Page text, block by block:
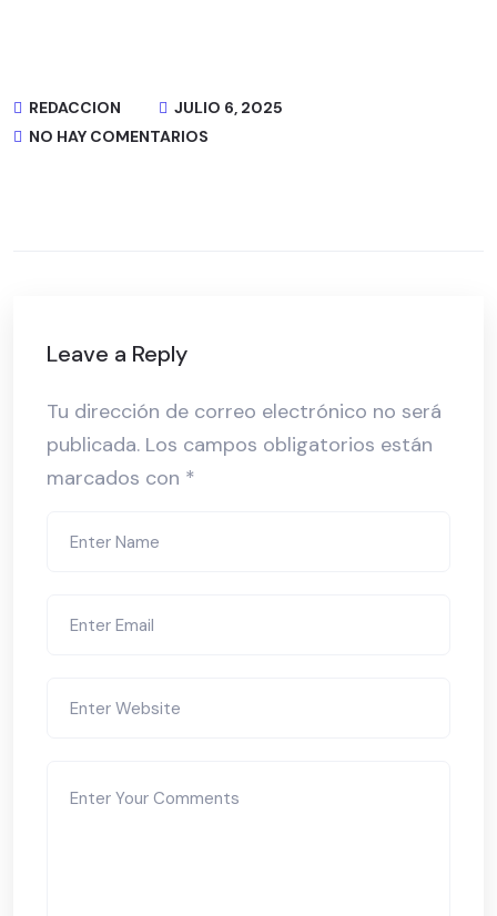
REDACCION
JULIO 6, 2025
NO HAY COMENTARIOS
Leave a Reply
Tu dirección de correo electrónico no será
publicada. Los campos obligatorios están
marcados con *